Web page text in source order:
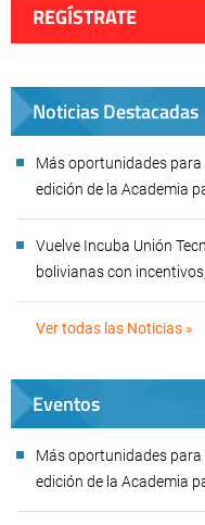
REGÍSTRATE
Noticias Destacadas
Más oportunidades
edición de la Academia
Vuelve Incuba Unión
bolivianas con
Ver todas las Noticias »
Eventos
Más oportunidades
edición de la Academia